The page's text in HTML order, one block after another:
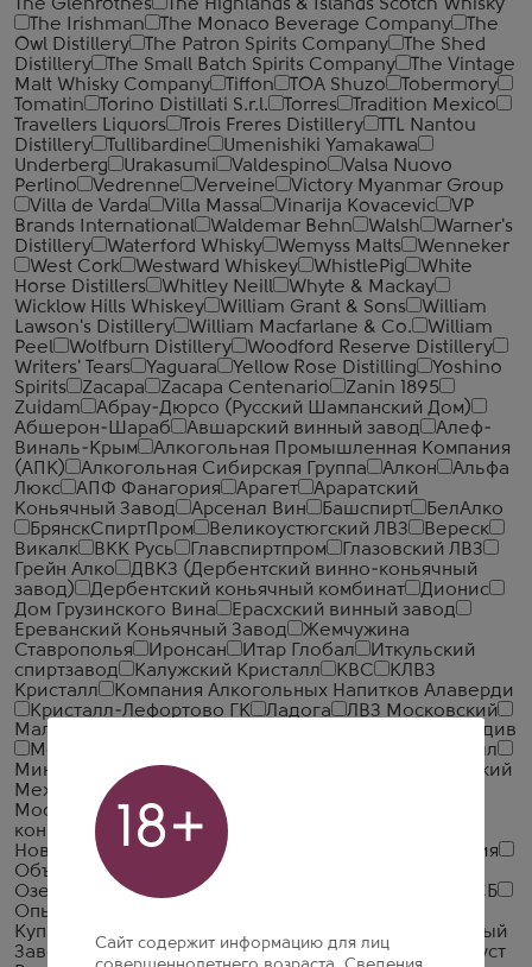
The Glenrothes
The Highlands & Islands Scotch Whisky
The Irishman
The Monaco Beverage Company
The
Owl Distillery
The Patron Spirits Company
The Shed
Distillery
The Small Batch Spirits Company
The Vintage
Malt Whisky Company
Tiffon TOA Shuzo
Tobermory
Tomatin
Torino Distillati S.r.l. Torres
Tradition Mexico
Travellers Liquors
Trois Freres Distillery
TTL Nantou
Distillery
Tullibardine
Umenishiki Yamakawa
Underberg
Urakasumi Valdespino
Valsa Nuovo
Perlino
Vedrenne Verveine
Victory Myanmar Group
Villa de Varda
Villa Massa Vinarija Kovacevic
VP
Brands International
Waldemar Behn Walsh
Warner's
Distillery
Waterford Whisky Wemyss Malts
Wenneker
West Cork
Westward Whiskey WhistlePig
White
Horse Distillers
Whitley Neill
Whyte & Mackay
Wicklow Hills Whiskey
William Grant & Sons
William
Lawson's Distillery
William Macfarlane & Co.
William
Peel
Wolfburn Distillery
Woodford Reserve Distillery
Writers' Tears
Yaguara Yellow Rose Distilling
Yoshino
Spirits
Zacapa Zacapa Centenario
Zanin 1895
Zuidam
Абрау-Дюрсо (Русский Шампанский Дом)
Абшерон-Шараб
Авшарский винный завод
Алеф-
Виналь-Крым
Алкогольная Промышленная Компания
(АПК)
Алкогольная Сибирская Группа Алкон
Альфа
Люкс
АПФ Фанагория Арагет
Араратский
Коньячный Завод
Арсенал Вин Башспирт
БелАлко
БрянскСпиртПром
Великоустюгский ЛВЗ
Вереск
Викалк
ВКК Русь Главспиртпром
Глазовский ЛВЗ
Грейн Алко
ДВКЗ (Дербентский винно-коньячный
завод)
Дербентский коньячный комбинат
Дионис
Дом Грузинского Вина
Ерасхский винный завод
Ереванский Коньячный Завод
Жемчужина
Ставрополья
Иронсан Итар Глобал
Иткульский
спиртзавод
Калужский Кристалл КВС
КЛВЗ
Кристалл
Компания Алкогольных Напитков Алаверди
Кристалл-Лефортово ГК
Ладога
ЛВЗ Московский
Малиновщизненский Спиртоводочный Завод Аквадив
Мердзаванский коньячный завод
Минск Кристалл
Минский завод виноградных вин
ММВЗ (Московский
Межреспубликанский Винодельческий Завод)
Московский завод Кристалл
коньячный завод
Национал Алко
Новокубанское
Объединенная Водочная Компания
Объединенные Пензенские Водочные Заводы
Озерский спиртоводочный завод (ОСВЗ)
ООО ССБ
Опытный завод НИВА
Купажный Завод
Пермалко
Прошянский Коньячный
Завод
Радамир Родник и К
Русский Алкоголь (Руст
18+
Сайт содержит информацию для лиц